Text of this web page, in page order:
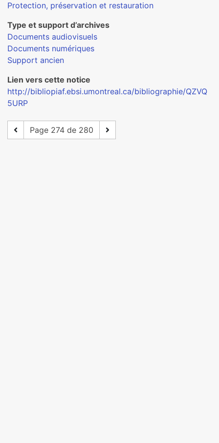
Protection, préservation et restauration
Type et support d’archives
Documents audiovisuels
Documents numériques
Support ancien
Lien vers cette notice
http://bibliopiaf.ebsi.umontreal.ca/bibliographie/QZVQ
5URP
Page 274 de 280